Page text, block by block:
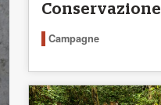
Conservazione
Campagne